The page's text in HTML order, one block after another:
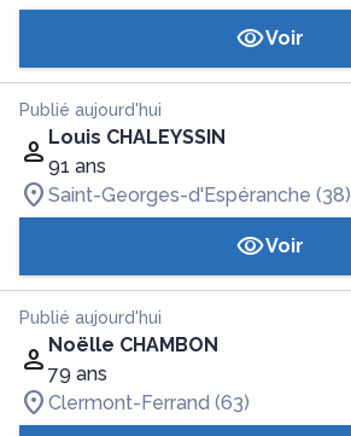
Voir
Publié aujourd'hui
Louis CHALEYSSIN
91 ans
Saint-Georges-d'Espéranche (38)
Voir
Publié aujourd'hui
Noëlle CHAMBON
79 ans
Clermont-Ferrand (63)